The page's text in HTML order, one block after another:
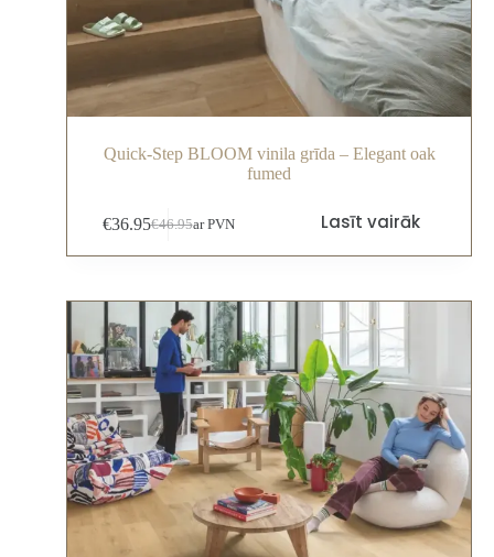
Quick-Step BLOOM vinila grīda – Elegant oak
fumed
€46.95
€36.95 ar PVN Lasīt vairāk